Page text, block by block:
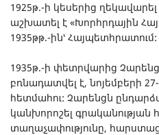
1925թ.-ի կեսերից
աշխատել է «Խորհրդային
1935թթ.-ին՝ Հայպետհրատում:
1935թ.-ի փետրվարից
բռնադատվել է, նոյեմբերի
հետմահու: Չարենցն
կանխորոշել գրականության
տաղաչափությունը,